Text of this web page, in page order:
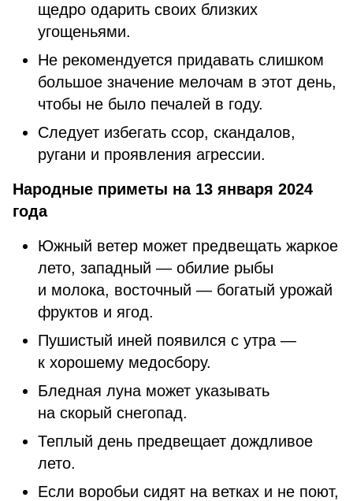
щедро одарить своих близких
угощеньями.
Не рекомендуется придавать слишком
большое значение мелочам в этот день,
чтобы не было печалей в году.
Следует избегать ссор, скандалов,
ругани и проявления агрессии.
Народные приметы на 13 января 2024
года
Южный ветер может предвещать жаркое
лето, западный — обилие рыбы
и молока, восточный — богатый урожай
фруктов и ягод.
Пушистый иней появился с утра —
к хорошему медосбору.
Бледная луна может указывать
на скорый снегопад.
Теплый день предвещает дождливое
лето.
Если воробьи сидят на ветках и не поют,